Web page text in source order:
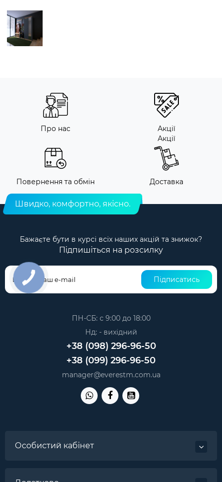
Про нас
Акції
Акції
Повернення та обмін Доставка
Швидко, комфортно, якісно.
Бажаєте бути в курсі всіх наших акцій та знижок?
Підпишіться на розсилку
Підписатись
ПН-СБ: с 9:00 до 18:00
Нд: - вихідний
+38 (098) 296-96-50
+38 (099) 296-96-50
manager@everestm.com.ua
Особистий кабінет